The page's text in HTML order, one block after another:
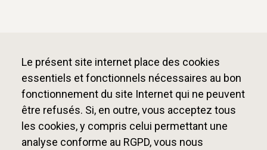
Le présent site internet place des cookies
essentiels et fonctionnels nécessaires au bon
fonctionnement du site Internet qui ne peuvent
être refusés. Si, en outre, vous acceptez tous
les cookies, y compris celui permettant une
analyse conforme au RGPD, vous nous